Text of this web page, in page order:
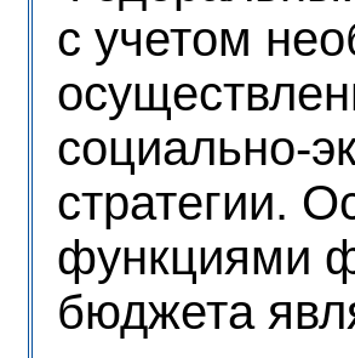
с учетом
социально-
стратегии.
функциями
бюджета